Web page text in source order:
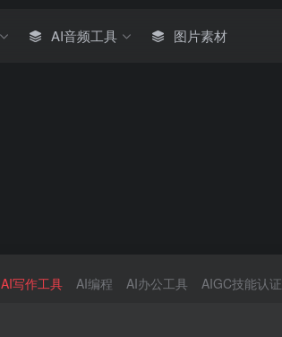
AI音频工具 图片素材
AI写作工具 AI编程 AI办公工具 AIGC技能认证